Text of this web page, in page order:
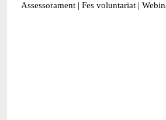
Assessorament | Fes voluntariat |